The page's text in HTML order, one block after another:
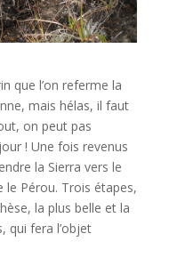
que l’on referme la
mais hélas, il faut
on peut pas
! Une fois revenus
la Sierra vers le
le Pérou. Trois étapes,
la plus belle et la
qui fera l’objet